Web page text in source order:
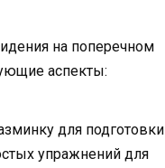
на поперечном
аспекты:
для подготовки
упражнений для